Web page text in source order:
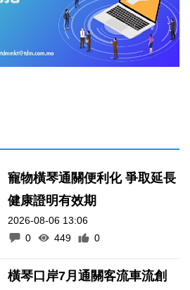
寵物橫琴通關便利化 爭取延長
健康證明有效期
2026-08-06 13:06
0
449 0
橫琴口岸7月通關客流車流創